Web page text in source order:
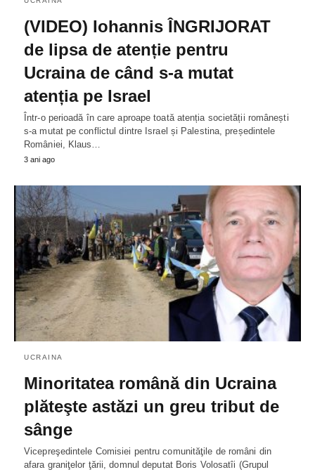
(VIDEO) Iohannis ÎNGRIJORAT
de lipsa de atenție pentru
Ucraina de când s-a mutat
atenția pe Israel
Într-o perioadă în care aproape toată atenția societății românești
s-a mutat pe conflictul dintre Israel și Palestina, președintele
României, Klaus…
3 ani ago
UCRAINA
Minoritatea română din Ucraina
plăteşte astăzi un greu tribut de
sânge
Vicepreşedintele Comisiei pentru comunităţile de români din
afara graniţelor ţării, domnul deputat Boris Volosatîi (Grupul